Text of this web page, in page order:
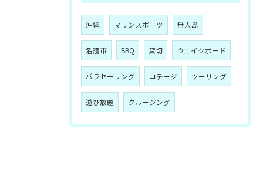
沖縄 マリンスポーツ 無人島
名護市 BBQ 貸切 ウェイクボード
パラセーリング コテージ ツーリング
遊び放題 クルージング